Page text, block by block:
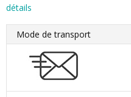
détails
Mode de transport